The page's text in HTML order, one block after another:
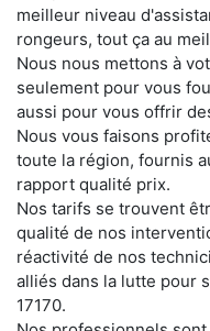
meilleur niveau
rongeurs, tout ça au
Nous nous mettons à
seulement pour vous
aussi pour vous offrir
Nous vous faisons
toute la région, fournis
rapport qualité prix.
Nos tarifs se trouvent
qualité de nos
réactivité de nos
alliés dans la lutte pour
17170.